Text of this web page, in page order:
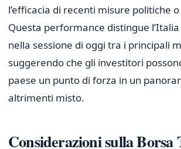
l’efficacia di recenti misure politiche
Questa performance distingue
nella sessione di oggi tra i principali
suggerendo che gli investitori
paese un punto di forza in un
altrimenti misto.
Considerazioni sulla Borsa